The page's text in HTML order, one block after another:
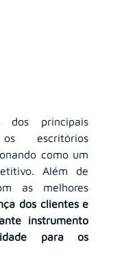
principais
escritórios
como um
Além de
as melhores
dos clientes e
instrumento
para os